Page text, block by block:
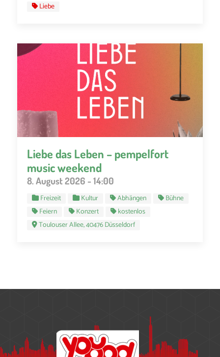
Liebe
Liebe das Leben – pempelfort
music weekend
8. August 2026 - 14:00
Freizeit Kultur Abhängen
Bühne
Feiern
Konzert
kostenlos
Toulouser Allee, 40476 Düsseldorf